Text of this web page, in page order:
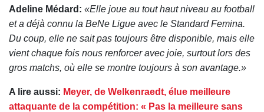
Adeline Médard: «Elle joue au tout haut niveau au football
et a déjà connu la BeNe Ligue avec le Standard Femina.
Du coup, elle ne sait pas toujours être disponible, mais elle
vient chaque fois nous renforcer avec joie, surtout lors des
gros matchs, où elle se montre toujours à son avantage.»
A lire aussi: Meyer, de Welkenraedt, élue meilleure
attaquante de la compétition: « Pas la meilleure sans